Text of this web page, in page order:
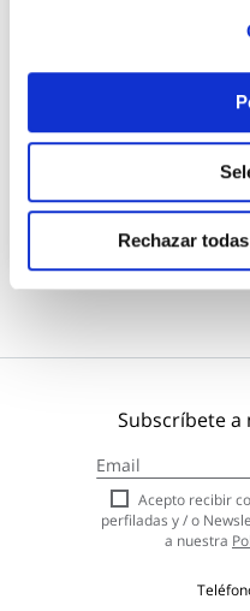
Rechazar
Subscríbete
a
nuestro
boletín
de
Acepto recibir
perfiladas y / o
a nuestra